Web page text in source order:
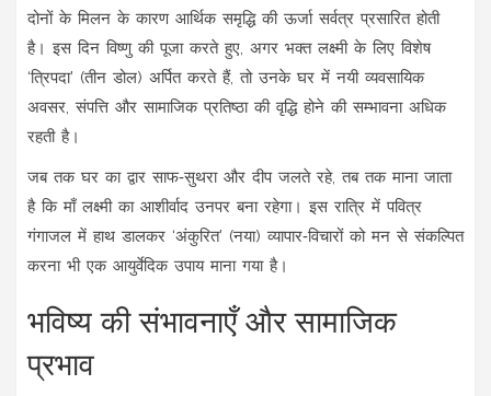
दोनों के मिलन के कारण आर्थिक समृद्धि की ऊर्जा सर्वत्र प्रसारित होती
है। इस दिन विष्णु की पूजा करते हुए, अगर भक्त लक्ष्मी के लिए विशेष
‘त्रिपदा’ (तीन डोल) अर्पित करते हैं, तो उनके घर में नयी व्यवसायिक
अवसर, संपत्ति और सामाजिक प्रतिष्ठा की वृद्धि होने की सम्भावना अधिक
रहती है।
जब तक घर का द्वार साफ‑सुथरा और दीप जलते रहे, तब तक माना जाता
है कि माँ लक्ष्मी का आशीर्वाद उनपर बना रहेगा। इस रात्रि में पवित्र
गंगाजल में हाथ डालकर ‘अंकुरित’ (नया) व्यापार‑विचारों को मन से संकल्पित
करना भी एक आयुर्वेदिक उपाय माना गया है।
भविष्य की संभावनाएँ और सामाजिक
प्रभाव